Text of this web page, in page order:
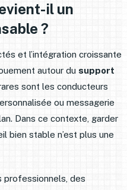
il un
?
et l’intégration croissante
autour du support
sont les conducteurs
ou messagerie
Dans ce contexte, garder
bien stable n’est plus une
professionnels, des